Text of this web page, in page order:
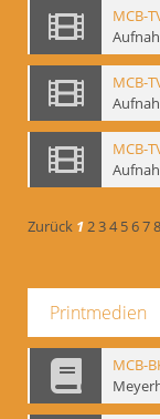
MCB-
MCB-
MCB-
Zurück 1234 5678
Printmedien
MCB-